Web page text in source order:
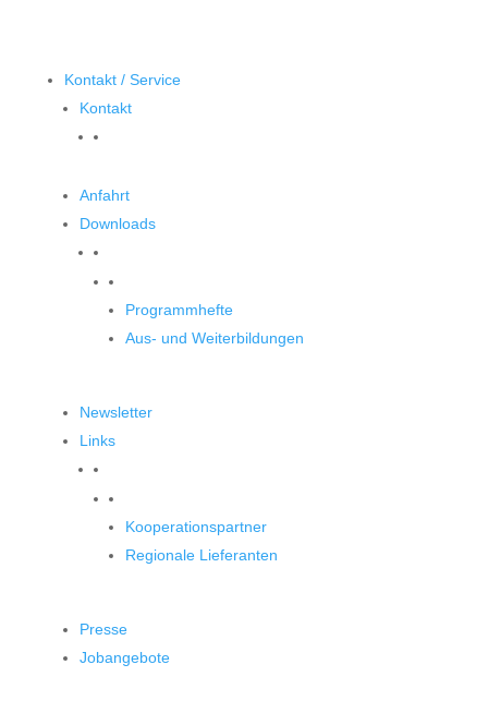
Kontakt / Service
Kontakt
Anfahrt
Downloads
Programmhefte
Aus- und Weiterbildungen
Newsletter
Links
Kooperationspartner
Regionale Lieferanten
Presse
Jobangebote